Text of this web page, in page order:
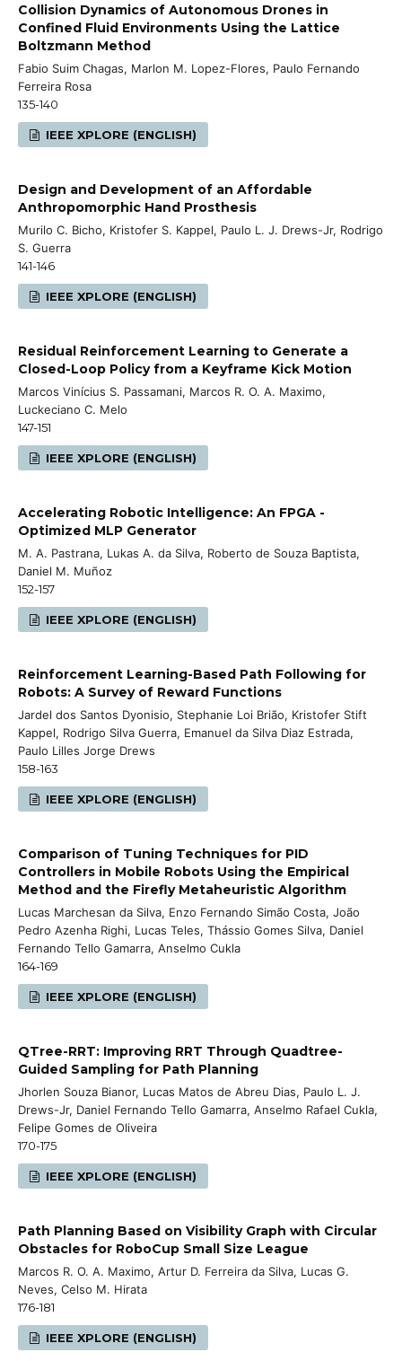
Collision Dynamics of Autonomous Drones in
Confined Fluid Environments Using the Lattice
Boltzmann Method
Fabio Suim Chagas, Marlon M. Lopez-Flores, Paulo Fernando
Ferreira Rosa
135-140
IEEE XPLORE (ENGLISH)
Design and Development of an Affordable
Anthropomorphic Hand Prosthesis
Murilo C. Bicho, Kristofer S. Kappel, Paulo L. J. Drews-Jr, Rodrigo
S. Guerra
141-146
IEEE XPLORE (ENGLISH)
Residual Reinforcement Learning to Generate a
Closed-Loop Policy from a Keyframe Kick Motion
Marcos Vinícius S. Passamani, Marcos R. O. A. Maximo,
Luckeciano C. Melo
147-151
IEEE XPLORE (ENGLISH)
Accelerating Robotic Intelligence: An FPGA -
Optimized MLP Generator
M. A. Pastrana, Lukas A. da Silva, Roberto de Souza Baptista,
Daniel M. Muñoz
152-157
IEEE XPLORE (ENGLISH)
Reinforcement Learning-Based Path Following for
Robots: A Survey of Reward Functions
Jardel dos Santos Dyonisio, Stephanie Loi Brião, Kristofer Stift
Kappel, Rodrigo Silva Guerra, Emanuel da Silva Diaz Estrada,
Paulo Lilles Jorge Drews
158-163
IEEE XPLORE (ENGLISH)
Comparison of Tuning Techniques for PID
Controllers in Mobile Robots Using the Empirical
Method and the Firefly Metaheuristic Algorithm
Lucas Marchesan da Silva, Enzo Fernando Simão Costa, João
Pedro Azenha Righi, Lucas Teles, Thássio Gomes Silva, Daniel
Fernando Tello Gamarra, Anselmo Cukla
164-169
IEEE XPLORE (ENGLISH)
QTree-RRT: Improving RRT Through Quadtree-
Guided Sampling for Path Planning
Jhorlen Souza Bianor, Lucas Matos de Abreu Dias, Paulo L. J.
Drews-Jr, Daniel Fernando Tello Gamarra, Anselmo Rafael Cukla,
Felipe Gomes de Oliveira
170-175
IEEE XPLORE (ENGLISH)
Path Planning Based on Visibility Graph with Circular
Obstacles for RoboCup Small Size League
Marcos R. O. A. Maximo, Artur D. Ferreira da Silva, Lucas G.
Neves, Celso M. Hirata
176-181
IEEE XPLORE (ENGLISH)